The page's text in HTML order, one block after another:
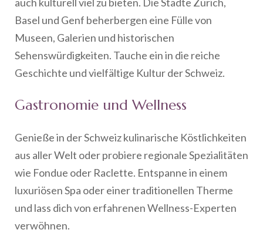
Basel und Genf beherbergen eine Fülle von
Museen, Galerien und historischen
Sehenswürdigkeiten. Tauche ein in die reiche
Geschichte und vielfältige Kultur der Schweiz.
Gastronomie und Wellness
Genieße in der Schweiz kulinarische Köstlichkeiten
aus aller Welt oder probiere regionale Spezialitäten
wie Fondue oder Raclette. Entspanne in einem
luxuriösen Spa oder einer traditionellen Therme
und lass dich von erfahrenen Wellness-Experten
verwöhnen.